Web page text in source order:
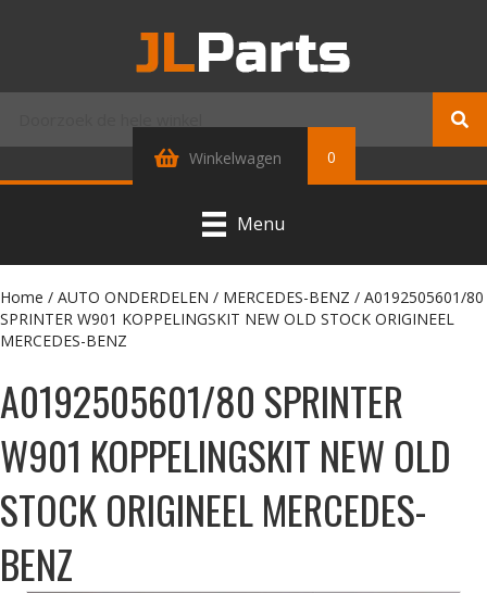
Winkelwagen 0
Menu
Home / AUTO ONDERDELEN / MERCEDES-BENZ / A0192505601/80
SPRINTER W901 KOPPELINGSKIT NEW OLD STOCK ORIGINEEL
MERCEDES-BENZ
A0192505601/80 SPRINTER
W901 KOPPELINGSKIT NEW OLD
STOCK ORIGINEEL MERCEDES-
BENZ